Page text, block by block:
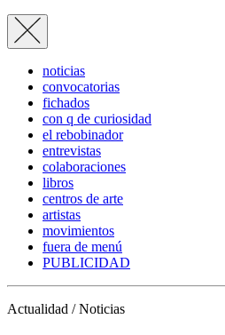
noticias
convocatorias
fichados
con q de curiosidad
el rebobinador
entrevistas
colaboraciones
libros
centros de arte
artistas
movimientos
fuera de menú
PUBLICIDAD
Actualidad / Noticias